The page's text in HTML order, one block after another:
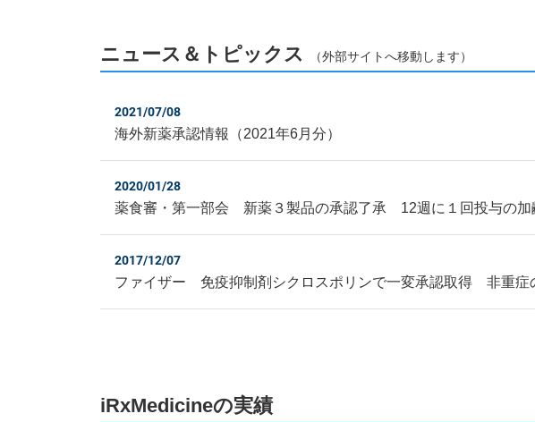
ニュース＆トピックス （外部サイトへ移動します）
2021/07/08
海外新薬承認情報（2021年6月分）
2020/01/28
薬食審・第一部会 新薬３製品の承認了承 12週に１回投与の加
2017/12/07
ファイザー 免疫抑制剤シクロスポリンで一変承認取得 非重症
iRxMedicineの実績